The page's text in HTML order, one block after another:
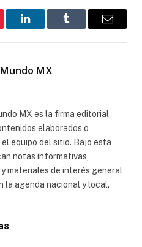
LinkedInTumblr
Correo
MX
MX es la firma editorial
elaborados o
equipo del sitio. Bajo esta
notas informativas,
materiales de interés general
la agenda nacional y local.